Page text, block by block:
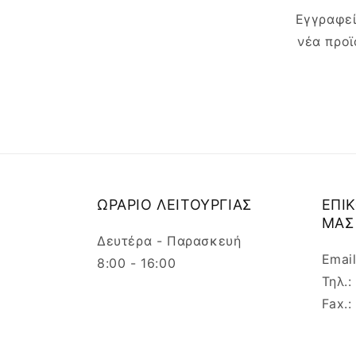
νέα
ΩΡΑΡΙΟ ΛΕΙΤΟΥΡΓΙΑΣ
Δευτέρα - Παρασκευή
8:00 - 16:00
ΜΑΣ